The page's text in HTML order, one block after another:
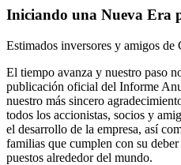
Iniciando una Nueva Era
Estimados inversores y amigos de
El tiempo avanza y nuestro paso
publicación oficial del Informe
nuestro más sincero
todos los accionistas, socios y
el desarrollo de la empresa, así
familias que cumplen con su
puestos alrededor del mundo.